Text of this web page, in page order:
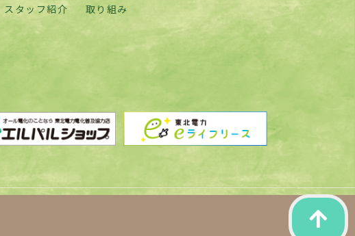
スタッフ紹介 取り組み